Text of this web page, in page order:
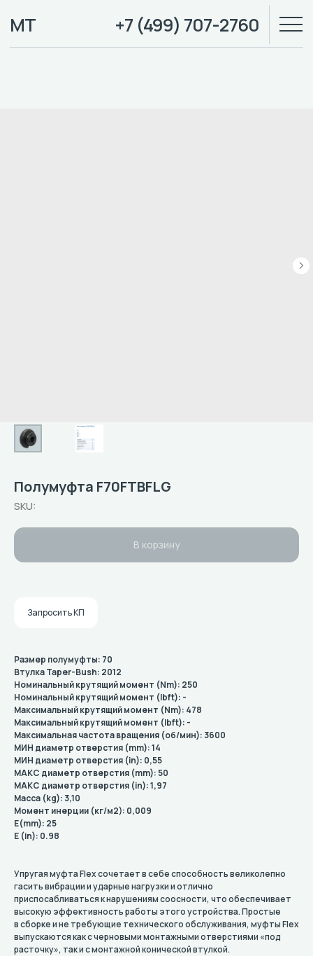
+7 (499) 707-2760
МТ
Полумуфта F70FTBFLG
SKU:
В корзину
Запросить КП
Размер полумуфты: 70
Втулка Taper-Bush: 2012
Номинальный крутящий момент (Nm): 250
Номинальный крутящий момент (lbft): -
Максимальный крутящий момент (Nm): 478
Максимальный крутящий момент (lbft): -
Максимальная частота вращения (об/мин): 3600
МИН диаметр отверстия (mm): 14
МИН диаметр отверстия (in): 0,55
МАКС диаметр отверстия (mm): 50
МАКС диаметр отверстия (in): 1,97
Масса (kg): 3,10
Момент инерции (кг/м2): 0,009
E(mm): 25
E (in): 0.98
Упругая муфта Flex сочетает в себе способность великолепно
гасить вибрации и ударные нагрузки и отлично
приспосабливаться к нарушениям соосности, что обеспечивает
высокую эффективность работы этого устройства. Простые
в сборке и не требующие технического обслуживания, муфты Flex
выпускаются как с черновыми монтажными отверстиями «под
расточку», так и с монтажной конической втулкой.